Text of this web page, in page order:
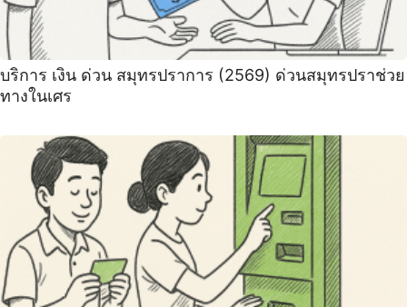
บริการ เงิน ด่วน สมุทรปราการ (2569) ด่วนสมุทรปราช่วย
ทางในเศร